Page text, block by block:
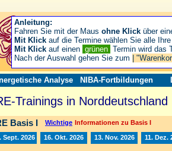
Analyse NIBA-Fortbildungen
Trainings in Norddeutschland
Basis I Wichtige Informationen zu Basis I
Sept. 2026 16. Okt. 2026 13. Nov. 2026 11. Dez.
Anleitung:
Fahren Sie mit der Maus ohne Klick über
Mit Klick auf die Termine wählen Sie alle
Mit Klick auf einen grünen Termin wird das
Nach der Auswahl gehen Sie zum
|